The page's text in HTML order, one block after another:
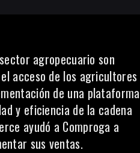
agropecuario son
acceso de los agricultores
de una plataforma
y eficiencia de la cadena
ayudó a Comproga a
sus ventas.